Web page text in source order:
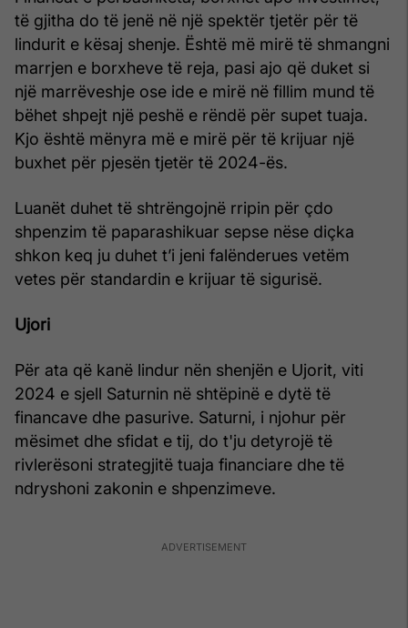
të gjitha do të jenë në një spektër tjetër për të
lindurit e kësaj shenje. Është më mirë të shmangni
marrjen e borxheve të reja, pasi ajo që duket si
një marrëveshje ose ide e mirë në fillim mund të
bëhet shpejt një peshë e rëndë për supet tuaja.
Kjo është mënyra më e mirë për të krijuar një
buxhet për pjesën tjetër të 2024-ës.
Luanët duhet të shtrëngojnë rripin për çdo
shpenzim të paparashikuar sepse nëse diçka
shkon keq ju duhet t’i jeni falënderues vetëm
vetes për standardin e krijuar të sigurisë.
Ujori
Për ata që kanë lindur nën shenjën e Ujorit, viti
2024 e sjell Saturnin në shtëpinë e dytë të
financave dhe pasurive. Saturni, i njohur për
mësimet dhe sfidat e tij, do t'ju detyrojë të
rivlerësoni strategjitë tuaja financiare dhe të
ndryshoni zakonin e shpenzimeve.